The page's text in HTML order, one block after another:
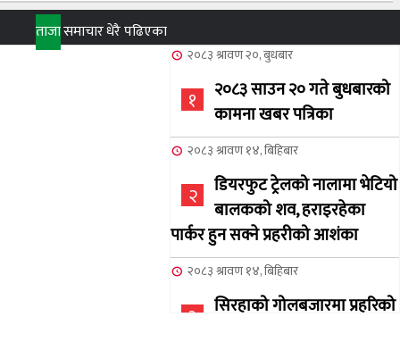
ताजासमाचारधेरै पढिएका
२०८३ श्रावण २०, बुधबार
१
२०८३ साउन २० गते बुधबारको
कामना खबर पत्रिका
२०८३ श्रावण १४, बिहिबार
२
डियरफुट ट्रेलको नालामा भेटियो
बालकको शव, हराइरहेका
पार्कर हुन सक्ने प्रहरीको आशंका
२०८३ श्रावण १४, बिहिबार
३
सिरहाको गोलबजारमा प्रहरिको